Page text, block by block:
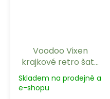
Voodoo Vixen
krajkové retro šaty
Skladem na prodejně a
e-shopu